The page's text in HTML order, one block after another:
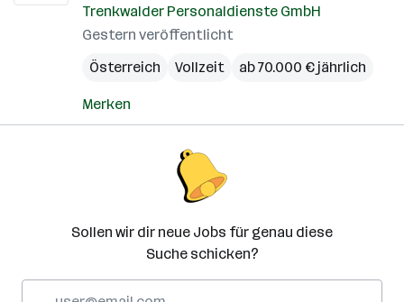
Trenkwalder Personaldienste GmbH
Gestern veröffentlicht
Österreich
Vollzeit ab 70.000 € jährlich
Merken
Sollen wir dir neue Jobs für genau diese
Suche schicken?